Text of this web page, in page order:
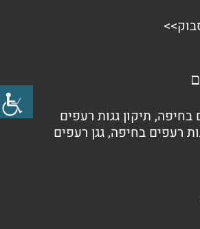
בחיפה, תיקון גגות רעפים
רעפים בחיפה,גגן רעפים